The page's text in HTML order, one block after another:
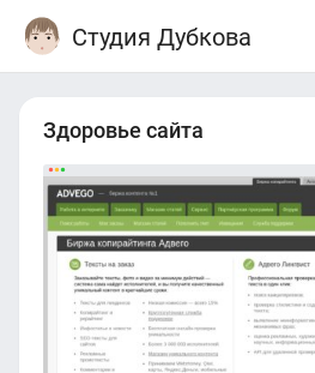
Студия Дубкова
Здоровье сайта